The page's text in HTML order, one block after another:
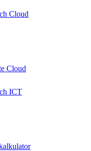
Cloud
Cloud
ICT